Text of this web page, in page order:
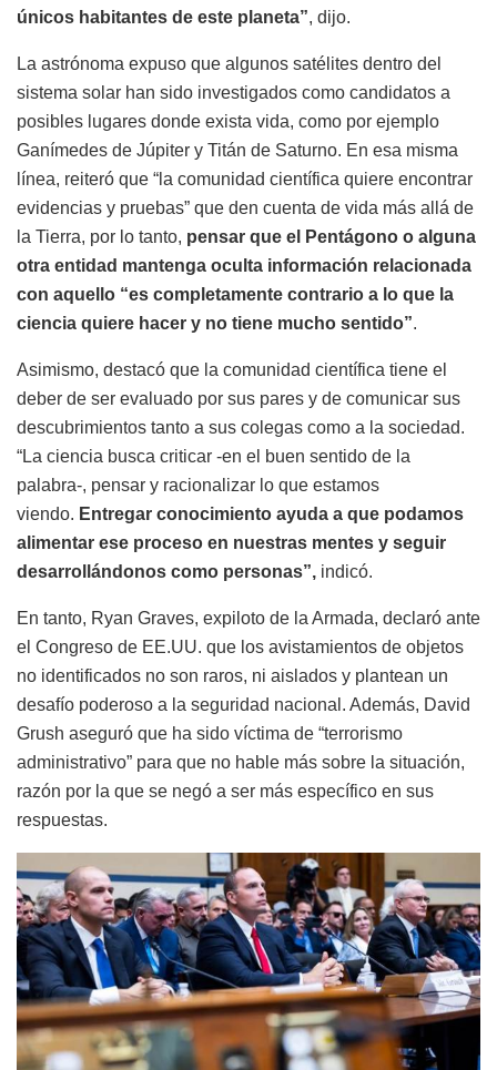
únicos habitantes de este planeta”, dijo.
La astrónoma expuso que algunos satélites dentro del
sistema solar han sido investigados como candidatos a
posibles lugares donde exista vida, como por ejemplo
Ganímedes de Júpiter y Titán de Saturno. En esa misma
línea, reiteró que “la comunidad científica quiere encontrar
evidencias y pruebas” que den cuenta de vida más allá de
la Tierra, por lo tanto, pensar que el Pentágono o alguna
otra entidad mantenga oculta información relacionada
con aquello “es completamente contrario a lo que la
ciencia quiere hacer y no tiene mucho sentido”.
Asimismo, destacó que la comunidad científica tiene el
deber de ser evaluado por sus pares y de comunicar sus
descubrimientos tanto a sus colegas como a la sociedad.
“La ciencia busca criticar -en el buen sentido de la
palabra-, pensar y racionalizar lo que estamos
viendo. Entregar conocimiento ayuda a que podamos
alimentar ese proceso en nuestras mentes y seguir
desarrollándonos como personas”, indicó.
En tanto, Ryan Graves, expiloto de la Armada, declaró ante
el Congreso de EE.UU. que los avistamientos de objetos
no identificados no son raros, ni aislados y plantean un
desafío poderoso a la seguridad nacional. Además, David
Grush aseguró que ha sido víctima de “terrorismo
administrativo” para que no hable más sobre la situación,
razón por la que se negó a ser más específico en sus
respuestas.